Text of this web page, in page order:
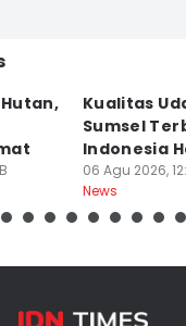
Kualitas
Sumsel
Indonesia
06 Agu 2026,
News